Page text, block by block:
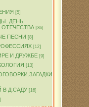
[5]
ДЕНЬ
[36]
ПЕСНИ [8]
[12]
И ДРУЖБЕ [9]
[13]
В Д.САДУ [16]